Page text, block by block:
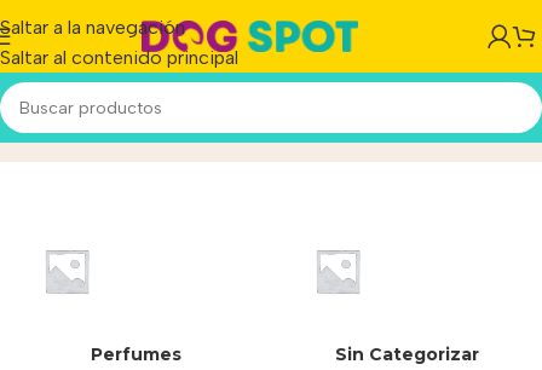
Saltar a la navegación
Saltar al contenido principal
Yorkshire TerrierInicio/Producto
Perfumes Sin Categorizar